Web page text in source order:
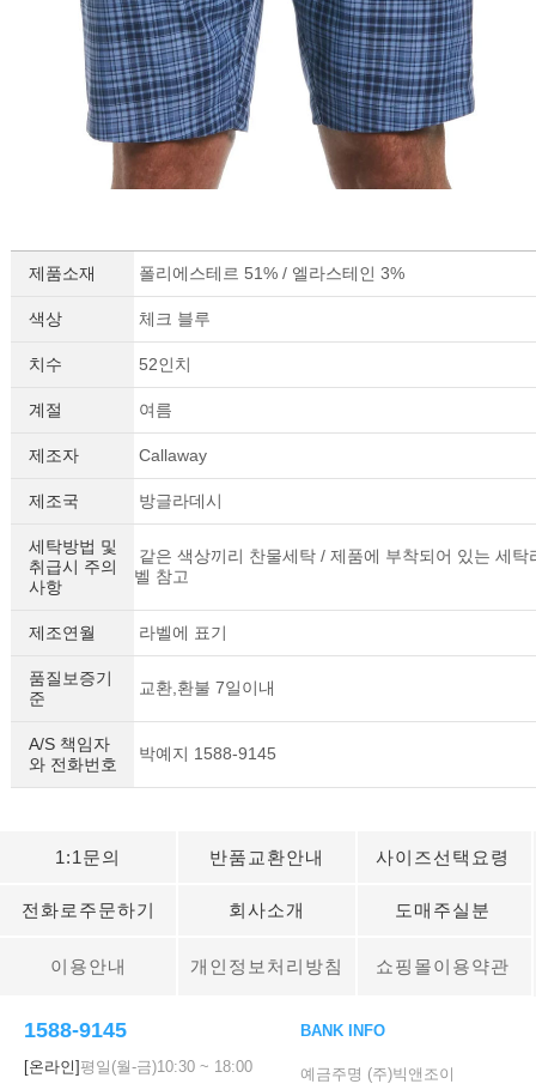
제품소재 폴리에스테르 51% / 엘라스테인 3%
색상 체크 블루
치수 52인치
계절 여름
제조자 Callaway
제조국 방글라데시
세탁방법 및
취급시 주의
사항
같은 색상끼리 찬물세탁 / 제품에 부착되어 있는 세탁
벨 참고
제조연월 라벨에 표기
품질보증기
준
교환,환불 7일이내
A/S 책임자
와 전화번호
박예지 1588-9145
1:1문의 반품교환안내 사이즈선택요령
전화로주문하기 회사소개 도매주실분
이용안내 개인정보처리방침 쇼핑몰이용약관
1588-9145
[온라인]평일(월-금)10:30 ~ 18:00
BANK INFO
예금주명 (주)빅앤조이